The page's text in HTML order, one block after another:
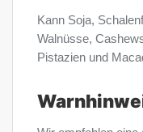
Kann Soja,
Walnüsse,
Pistazien und